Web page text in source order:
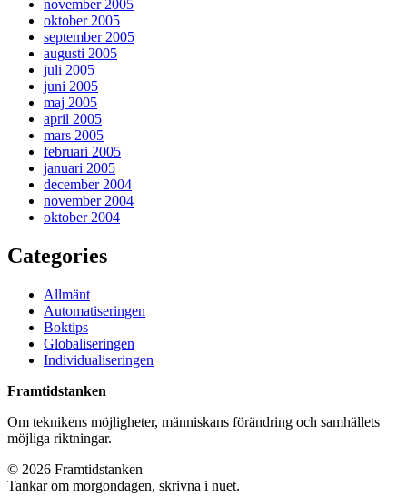
november 2005
oktober 2005
september 2005
augusti 2005
juli 2005
juni 2005
maj 2005
april 2005
mars 2005
februari 2005
januari 2005
december 2004
november 2004
oktober 2004
Categories
Allmänt
Automatiseringen
Boktips
Globaliseringen
Individualiseringen
Framtidstanken
Om teknikens möjligheter, människans förändring och samhällets
möjliga riktningar.
© 2026 Framtidstanken
Tankar om morgondagen, skrivna i nuet.